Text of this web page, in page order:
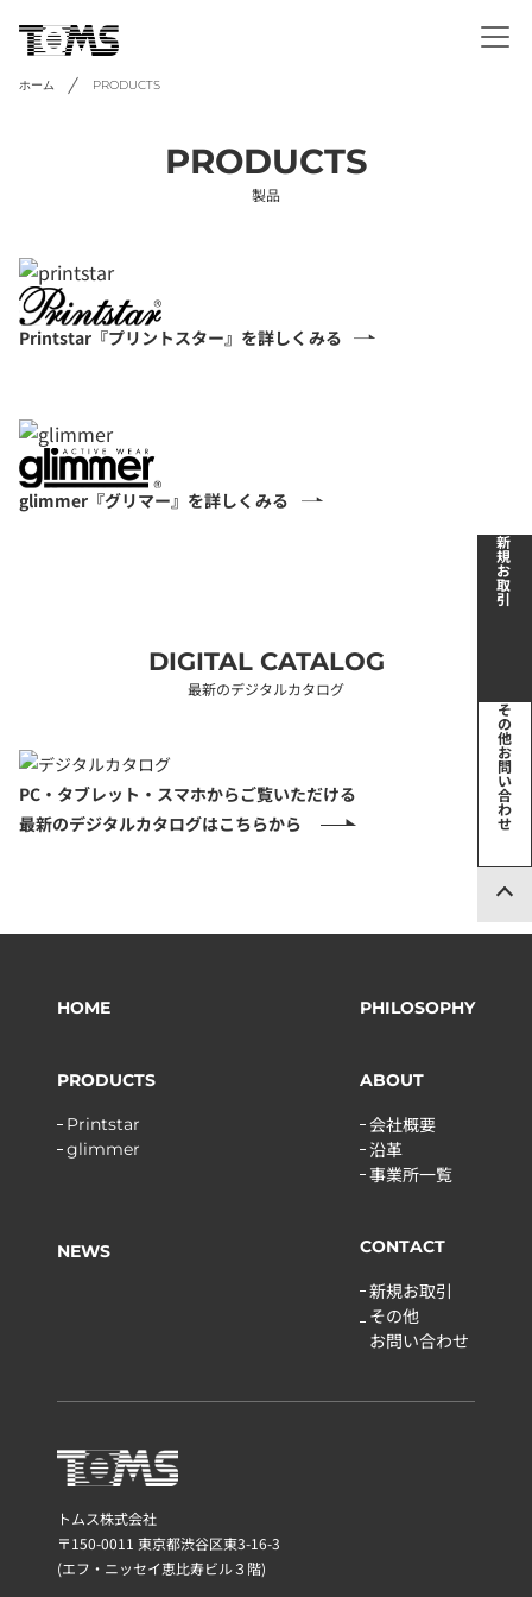
新
規
お
取
引
そ
の
他
お
問
い
合
わ
せ
ホーム PRODUCTS
PRODUCTS
製品
Printstar『プリントスター』を詳しくみる
glimmer『グリマー』を詳しくみる
DIGITAL CATALOG
最新のデジタルカタログ
PC・タブレット・スマホからご覧いただける
最新のデジタルカタログはこちらから
HOME PHILOSOPHY
PRODUCTS
Printstar
glimmer
ABOUT
会社概要
沿革
事業所一覧
NEWS CONTACT
新規お取引
その他
お問い合わせ
トムス株式会社
〒150-0011 東京都渋谷区東3-16-3
(エフ・ニッセイ恵比寿ビル３階)